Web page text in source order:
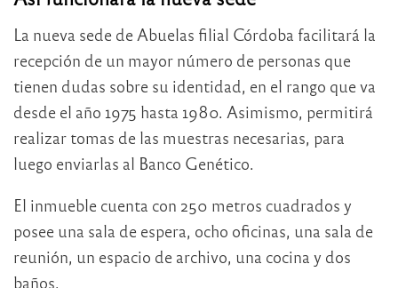
La nueva sede de Abuelas filial Córdoba facilitará la
recepción de un mayor número de personas que
tienen dudas sobre su identidad, en el rango que va
desde el año 1975 hasta 1980. Asimismo, permitirá
realizar tomas de las muestras necesarias, para
luego enviarlas al Banco Genético.
El inmueble cuenta con 250 metros cuadrados y
posee una sala de espera, ocho oficinas, una sala de
reunión, un espacio de archivo, una cocina y dos
baños.